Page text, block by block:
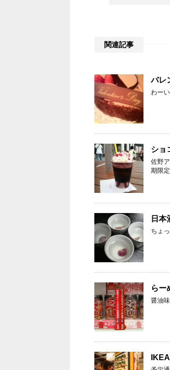
関連記事
バレ
わー
ショ
佐野
期限
日本
ちょ
らー
醤油